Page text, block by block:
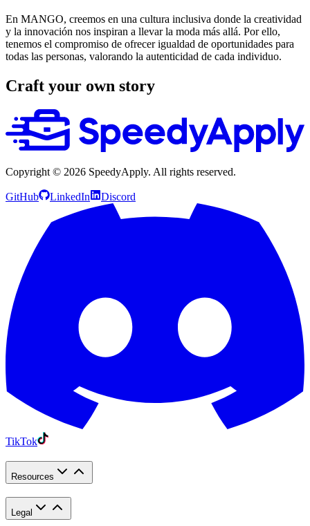
En MANGO, creemos en una cultura inclusiva donde la creatividad
y la innovación nos inspiran a llevar la moda más allá. Por ello,
tenemos el compromiso de ofrecer igualdad de oportunidades para
todas las personas, valorando la autenticidad de cada individuo.
Craft your own story
Copyright © 2026 SpeedyApply. All rights reserved.
GitHub LinkedIn Discord
TikTok
Resources
Legal